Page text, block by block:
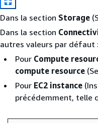
Dans la section Storage
Dans la section
autres valeurs par défaut :
Pour Compute
compute resource
Pour EC2 instance
précédemment, telle